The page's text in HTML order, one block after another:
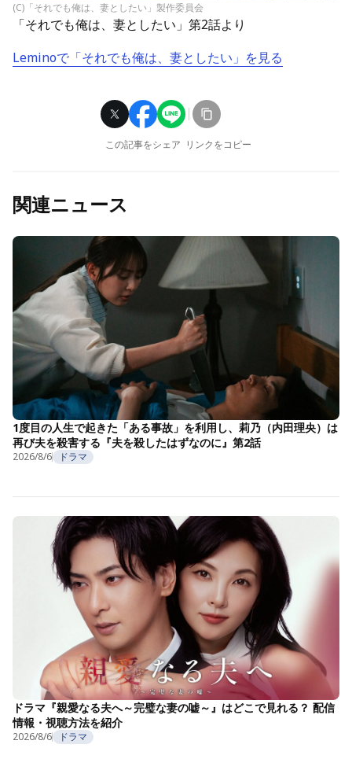
(C)「それでも俺は、妻としたい」製作委員会
「それでも俺は、妻としたい」第2話より
Leminoで「それでも俺は、妻としたい」を見る
この記事をシェア リンクをコピー
関連ニュース
1度目の人生で起きた「ある事故」を利用し、莉乃（内田理央）は
再び夫を殺害する『夫を殺したはずなのに』第2話
2026/8/6 ドラマ
ドラマ『親愛なる夫へ～完璧な妻の嘘～』はどこで見れる？ 配信
情報・視聴方法を紹介
2026/8/6 ドラマ